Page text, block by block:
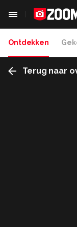
Ontdekken
Terug naar